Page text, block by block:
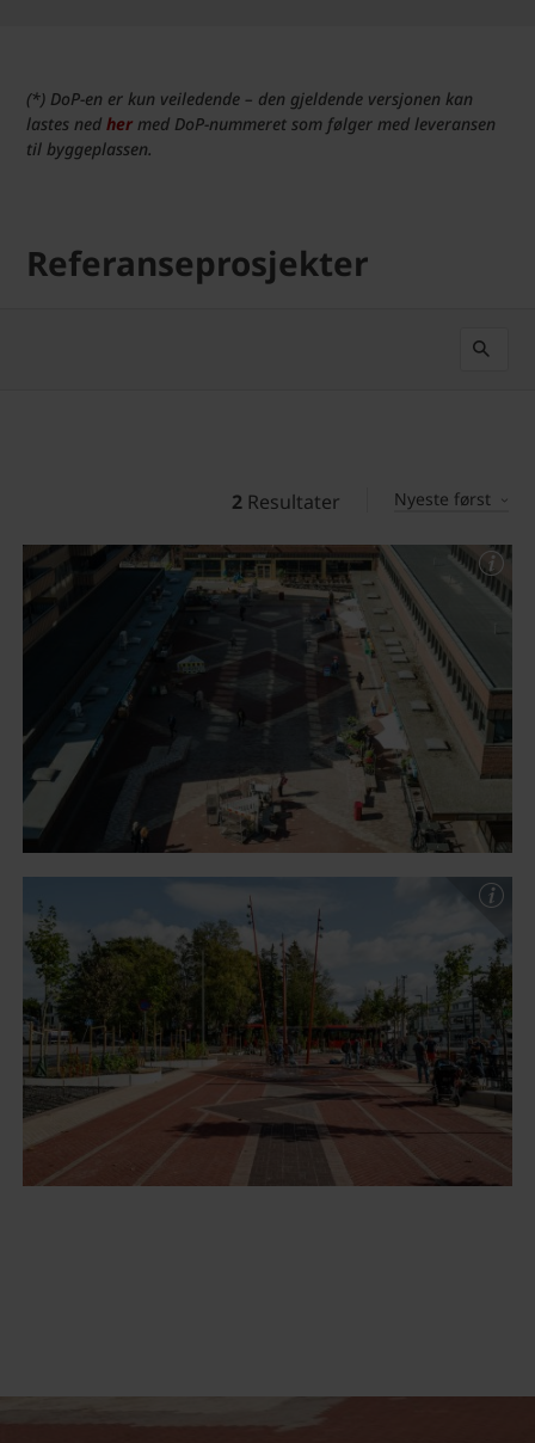
(*) DoP-en er kun veiledende – den gjeldende versjonen kan
lastes ned her med DoP-nummeret som følger med leveransen
til byggeplassen.
Referanseprosjekter
2 Resultater Nyeste først